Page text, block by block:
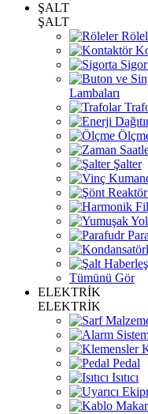
ŞALT
ŞALT
Lambaları
Şalter
Tümünü Gör
ELEKTRİK
ELEKTRİK
Pedal
Isıtıcı